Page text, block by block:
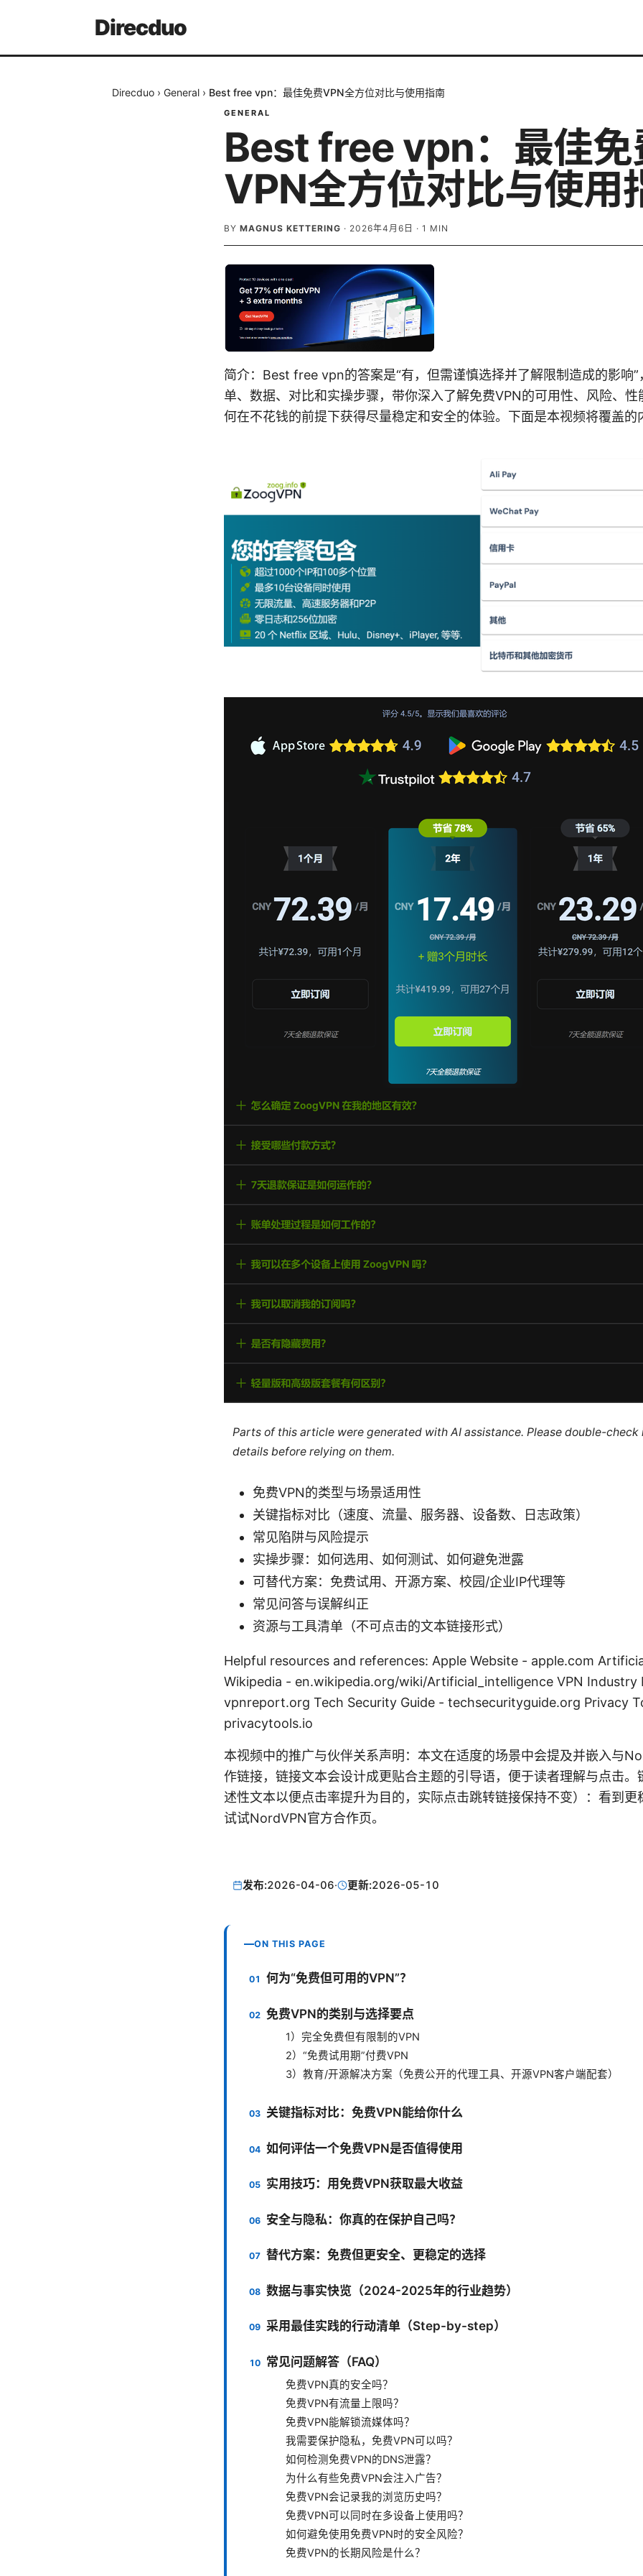
Direcduo
Direcduo › General › Best free vpn：最佳免费VPN全方位对比与使用指南
GENERAL
Best free vpn：最佳免
VPN全方位对比与使用
BY MAGNUS KETTERING · 2026年4月6日 · 1 MIN
简介：Best free vpn的答案是“有，但需谨慎选择并了解限制造成的影响”
单、数据、对比和实操步骤，带你深入了解免费VPN的可用性、风险、性
何在不花钱的前提下获得尽量稳定和安全的体验。下面是本视频将覆盖的
Parts of this article were generated with AI assistance. Please double-
details before relying on them.
免费VPN的类型与场景适用性
关键指标对比（速度、流量、服务器、设备数、日志政策）
常见陷阱与风险提示
实操步骤：如何选用、如何测试、如何避免泄露
可替代方案：免费试用、开源方案、校园/企业IP代理等
常见问答与误解纠正
资源与工具清单（不可点击的文本链接形式）
Helpful resources and references: Apple Website - apple.com
Wikipedia - en.wikipedia.org/wiki/Artificial_intelligence VPN Industry
vpnreport.org Tech Security Guide - techsecurityguide.org Privacy
privacytools.io
本视频中的推广与伙伴关系声明：本文在适度的场景中会提及并嵌入与
作链接，链接文本会设计成更贴合主题的引导语，便于读者理解与点击。
述性文本以便点击率提升为目的，实际点击跳转链接保持不变）：看到更
试试NordVPN官方合作页。
发布:2026-04-06· 更新:2026-05-10
ON THIS PAGE
何为“免费但可用的VPN”？
免费VPN的类别与选择要点
1）完全免费但有限制的VPN
2）“免费试用期”付费VPN
3）教育/开源解决方案（免费公开的代理工具、开源VPN客户端配套）
关键指标对比：免费VPN能给你什么
如何评估一个免费VPN是否值得使用
实用技巧：用免费VPN获取最大收益
安全与隐私：你真的在保护自己吗？
替代方案：免费但更安全、更稳定的选择
数据与事实快览（2024-2025年的行业趋势）
采用最佳实践的行动清单（Step-by-step）
常见问题解答（FAQ）
免费VPN真的安全吗？
免费VPN有流量上限吗？
免费VPN能解锁流媒体吗？
我需要保护隐私，免费VPN可以吗？
如何检测免费VPN的DNS泄露？
为什么有些免费VPN会注入广告？
免费VPN会记录我的浏览历史吗？
免费VPN可以同时在多设备上使用吗？
如何避免使用免费VPN时的安全风险？
免费VPN的长期风险是什么？